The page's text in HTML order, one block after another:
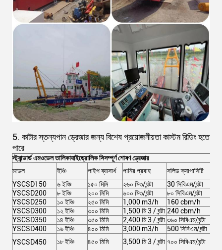
5. কাটার স্তন্যপান ড্রেজার জন্য বিশেষ প্রয়োজনীয়তা কাস্টম বিল্ডিং হতে
পারে
স্ট্যান্ডার্ড এমওডেল তালিকাহাইড্রোলিক সিসম্পূর্ণ শোষণ ড্রেজার
মডেল
ইঞ্চি পাইপ ব্যাসার্ধ পানির প্রবাহ সলিড ক্যাপাসিটি
YSCSD150
৬ ইঞ্চি ১৫০ মিমি ২৬০ মি৩/ঘন্টা 30 সিবিএম/ঘন্টা
YSCSD200
৮ ইঞ্চি ২০০ মিমি ৬০০ মি৩/ঘন্টা ৮০ সিবিএম/ঘন্টা
YSCSD250
১০ ইঞ্চি ২৫০ মিমি 1,000 m3/h 160 cbm/h
YSCSD300
১২ ইঞ্চি ৩০০ মিমি 1,500 মি 3 / ঘন্টা 240 cbm/h
YSCSD350
১৪ ইঞ্চি ৩৫০ মিমি 2,400 মি 3 / ঘন্টা ৩৬০ সিবিএম/ঘন্টা
YSCSD400
১৬ ইঞ্চি ৪০০ মিমি 3,000 m3/h 500 সিবিএম/ঘন্টা
YSCSD450
১৮ ইঞ্চি ৪৫০ মিমি 3,500 মি 3 / ঘন্টা ৭০০ সিবিএম/ঘন্টা